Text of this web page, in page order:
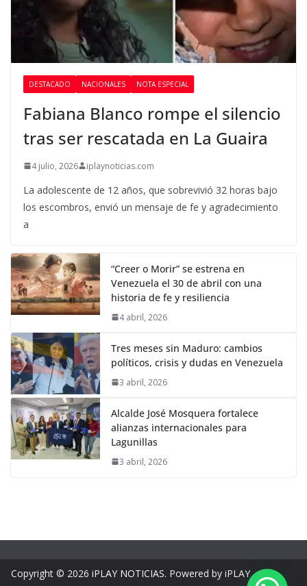
DESTACADO NACIONALES NOTA ESPECIAL
Fabiana Blanco rompe el silencio
tras ser rescatada en La Guaira
4 julio, 2026 iplaynoticias.com
La adolescente de 12 años, que sobrevivió 32 horas bajo
los escombros, envió un mensaje de fe y agradecimiento
a
“Creer o Morir” se estrena en
Venezuela el 30 de abril con una
historia de fe y resiliencia
4 abril, 2026
Tres meses sin Maduro: cambios
políticos, crisis y dudas en Venezuela
3 abril, 2026
Alcalde José Mosquera fortalece
alianzas internacionales para
Lagunillas
3 abril, 2026
Copyright © 2026 iPLAY NOTICIAS. Powered by iPLAY